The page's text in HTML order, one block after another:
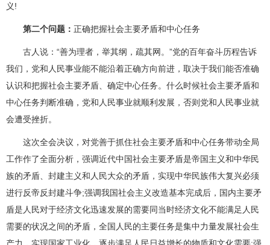
义!
第二个问题： 正确把握社会主要矛盾和中心任务
古人说：“善为理者，举其纲，疏其网。”党的百年奋斗历程告诉
我们，党和人民事业能不能沿着正确方向前进，取决于我们能否准确
认识和把握社会主要矛盾、确定中心任务。什么时候社会主要矛盾和
中心任务判断准确，党和人民事业就顺利发展，否则党和人民事业就
会遭受挫折。
这次全会决议，对党善于抓住社会主要矛盾和中心任务带动全局
工作作了全面分析，强调近代中国社会主要矛盾是帝国主义和中华民
族的矛盾、封建主义和人民大众的矛盾，实现中华民族伟大复兴必须
进行反帝反封建斗争;强调我国社会主义改造基本完成后，国内主要矛
盾是人民对于经济文化迅速发展的需要同当时经济文化不能满足人民
需要的状况之间的矛盾，全国人民的主要任务是集中力量发展社会生